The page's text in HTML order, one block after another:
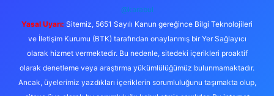
@karabul
Yasal Uyarı: Sitemiz, 5651 Sayılı Kanun gereğince Bilgi Teknolojileri
ve İletişim Kurumu (BTK) tarafından onaylanmış bir Yer Sağlayıcı
olarak hizmet vermektedir. Bu nedenle, sitedeki içerikleri proaktif
olarak denetleme veya araştırma yükümlülüğümüz bulunmamaktadır.
Ancak, üyelerimiz yazdıkları içeriklerin sorumluluğunu taşımakta olup,